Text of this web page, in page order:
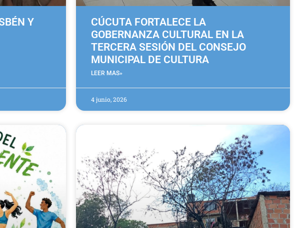
Y
CÚCUTA FORTALECE LA
GOBERNANZA CULTURAL EN LA
TERCERA SESIÓN DEL CONSEJO
MUNICIPAL DE CULTURA
LEER MAS»
4 junio, 2026